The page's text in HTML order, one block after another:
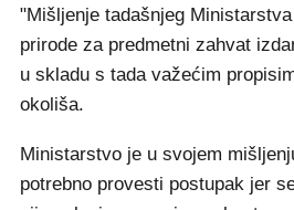
"Mišljenje tadašnjeg
prirode za predmetni zahvat
u skladu s tada važećim
okoliša.
Ministarstvo je u svojem
potrebno provesti postupak jer